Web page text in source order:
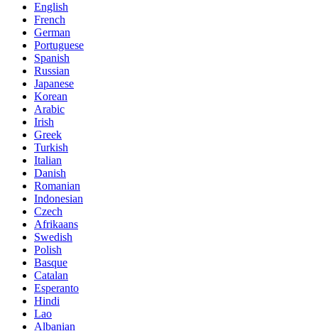
English
French
German
Portuguese
Spanish
Russian
Japanese
Korean
Arabic
Irish
Greek
Turkish
Italian
Danish
Romanian
Indonesian
Czech
Afrikaans
Swedish
Polish
Basque
Catalan
Esperanto
Hindi
Lao
Albanian